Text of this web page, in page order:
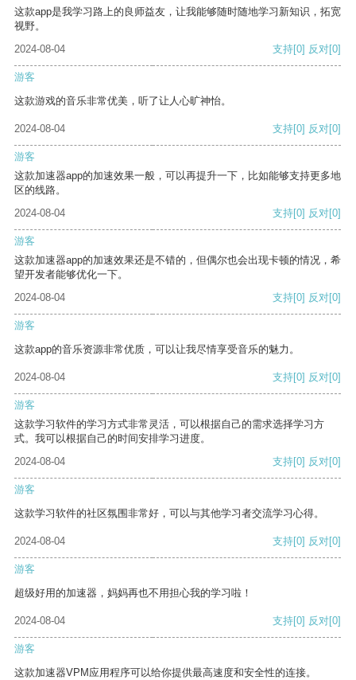
这款app是我学习路上的良师益友，让我能够随时随地学习新知识，拓宽
视野。
2024-08-04
支持[0] 反对[0]
游客
这款游戏的音乐非常优美，听了让人心旷神怡。
2024-08-04 支持[0] 反对[0]
游客
这款加速器app的加速效果一般，可以再提升一下，比如能够支持更多地
区的线路。
2024-08-04
支持[0] 反对[0]
游客
这款加速器app的加速效果还是不错的，但偶尔也会出现卡顿的情况，希
望开发者能够优化一下。
2024-08-04
支持[0] 反对[0]
游客
这款app的音乐资源非常优质，可以让我尽情享受音乐的魅力。
2024-08-04 支持[0] 反对[0]
游客
这款学习软件的学习方式非常灵活，可以根据自己的需求选择学习方
式。我可以根据自己的时间安排学习进度。
2024-08-04
支持[0] 反对[0]
游客
这款学习软件的社区氛围非常好，可以与其他学习者交流学习心得。
2024-08-04 支持[0] 反对[0]
游客
超级好用的加速器，妈妈再也不用担心我的学习啦！
2024-08-04 支持[0] 反对[0]
游客
这款加速器VPM应用程序可以给你提供最高速度和安全性的连接。